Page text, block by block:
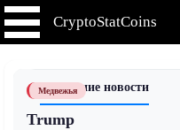
CryptoStatCoins
Медвежья
Trump
📰 Последние новости